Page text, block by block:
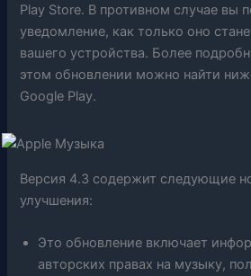
Play Store. В противном случае вы
уведомление, как только оно
вашего устройства. Более
этом обновлении можно найти
Google Play.
Версия 4.3 содержит следующие
улучшения:
Это обновление включает
авторских правах на музыку,